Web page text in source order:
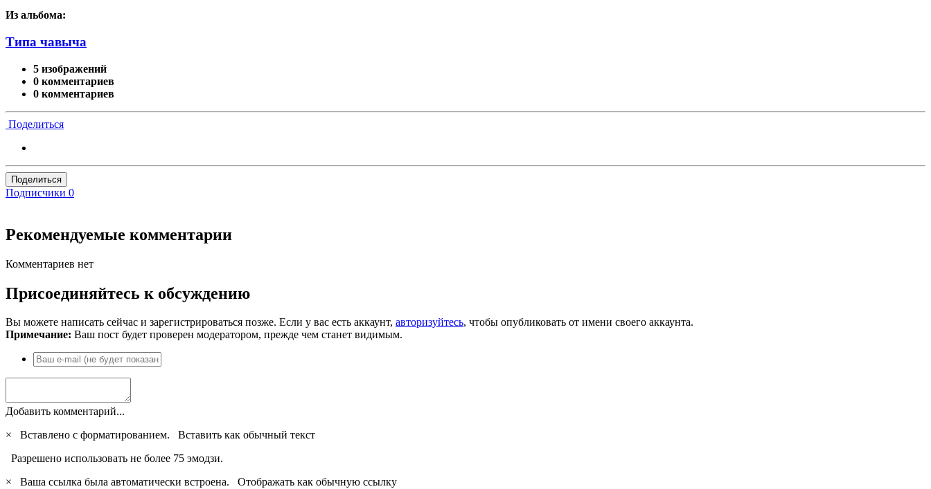
Из альбома:
Типа чавыча
5 изображений
0 комментариев
0 комментариев
Поделиться
Поделиться
Подписчики 0
Рекомендуемые комментарии
Комментариев нет
Присоединяйтесь к обсуждению
Вы можете написать сейчас и зарегистрироваться позже. Если у вас есть аккаунт, авторизуйтесь, чтобы опубликовать от имени своего аккаунта.
Примечание: Ваш пост будет проверен модератором, прежде чем станет видимым.
Добавить комментарий...
×
Вставлено с форматированием. Вставить как обычный текст
Разрешено использовать не более 75 эмодзи.
×
Ваша ссылка была автоматически встроена. Отображать как обычную ссылку